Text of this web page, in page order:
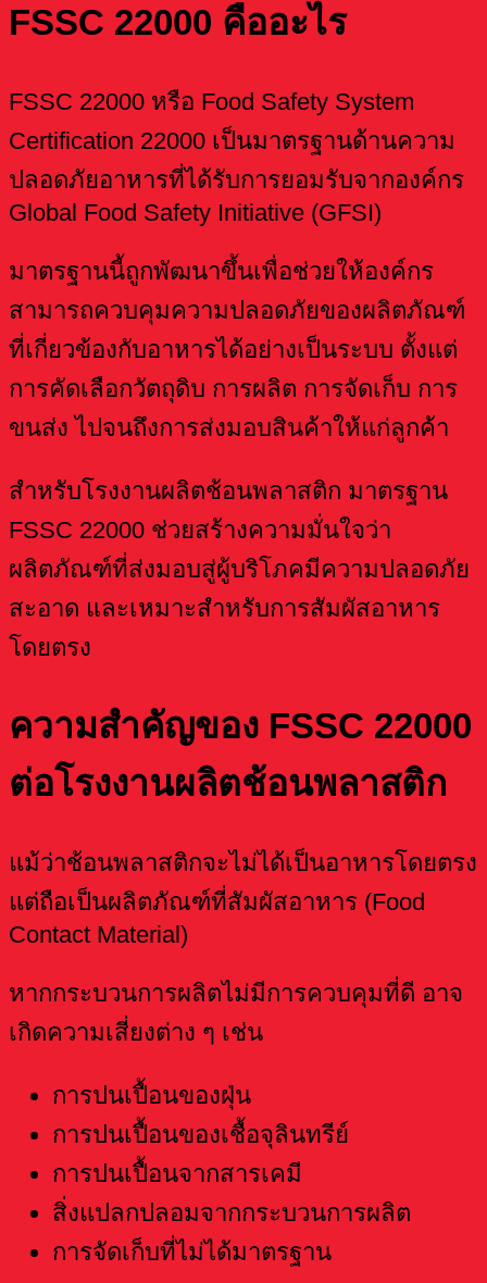
FSSC 22000 คืออะไร
FSSC 22000 หรือ Food Safety System
Certification 22000 เป็นมาตรฐานด้านความ
ปลอดภัยอาหารที่ได้รับการยอมรับจากองค์กร
Global Food Safety Initiative (GFSI)
มาตรฐานนี้ถูกพัฒนาขึ้นเพื่อช่วยให้องค์กร
สามารถควบคุมความปลอดภัยของผลิตภัณฑ์
ที่เกี่ยวข้องกับอาหารได้อย่างเป็นระบบ ตั้งแต่
การคัดเลือกวัตถุดิบ การผลิต การจัดเก็บ การ
ขนส่ง ไปจนถึงการส่งมอบสินค้าให้แก่ลูกค้า
สำหรับโรงงานผลิตช้อนพลาสติก มาตรฐาน
FSSC 22000 ช่วยสร้างความมั่นใจว่า
ผลิตภัณฑ์ที่ส่งมอบสู่ผู้บริโภคมีความปลอดภัย
สะอาด และเหมาะสำหรับการสัมผัสอาหาร
โดยตรง
ความสำคัญของ FSSC 22000
ต่อโรงงานผลิตช้อนพลาสติก
แม้ว่าช้อนพลาสติกจะไม่ได้เป็นอาหารโดยตรง
แต่ถือเป็นผลิตภัณฑ์ที่สัมผัสอาหาร (Food
Contact Material)
หากกระบวนการผลิตไม่มีการควบคุมที่ดี อาจ
เกิดความเสี่ยงต่าง ๆ เช่น
การปนเปื้อนของฝุ่น
การปนเปื้อนของเชื้อจุลินทรีย์
การปนเปื้อนจากสารเคมี
สิ่งแปลกปลอมจากกระบวนการผลิต
การจัดเก็บที่ไม่ได้มาตรฐาน